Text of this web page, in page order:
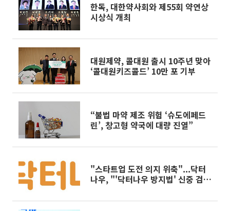
한독, 대한약사회와 제55회 약연상
시상식 개최
대원제약, 콜대원 출시 10주년 맞아
‘콜대원키즈콜드’ 10만 포 기부
“불법 마약 제조 위험 ‘슈도에페드
린’, 창고형 약국에 대량 진열”
"스타트업 도전 의지 위축"...닥터
나우, "'닥터나우 방지법' 신중 검토